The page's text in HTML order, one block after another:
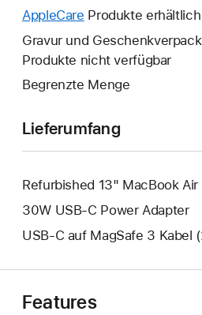
neues
wird
geöffnet.
AppleCare Ein
neues
Fenster
geöffnet.
Produkte erhältlich
Gravur und
Produkte nicht verfügbar
Begrenzte Menge
Lieferumfang
Refurbished 13" MacBook
30W USB‑C Power Adapter
USB‑C auf MagSafe 3 Kabel
Features